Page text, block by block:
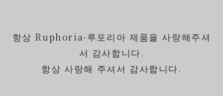
항상 Ruphoria-루포리아 제품을 사랑해주셔
서 감사합니다.
항상 사랑해 주셔서 감사합니다.